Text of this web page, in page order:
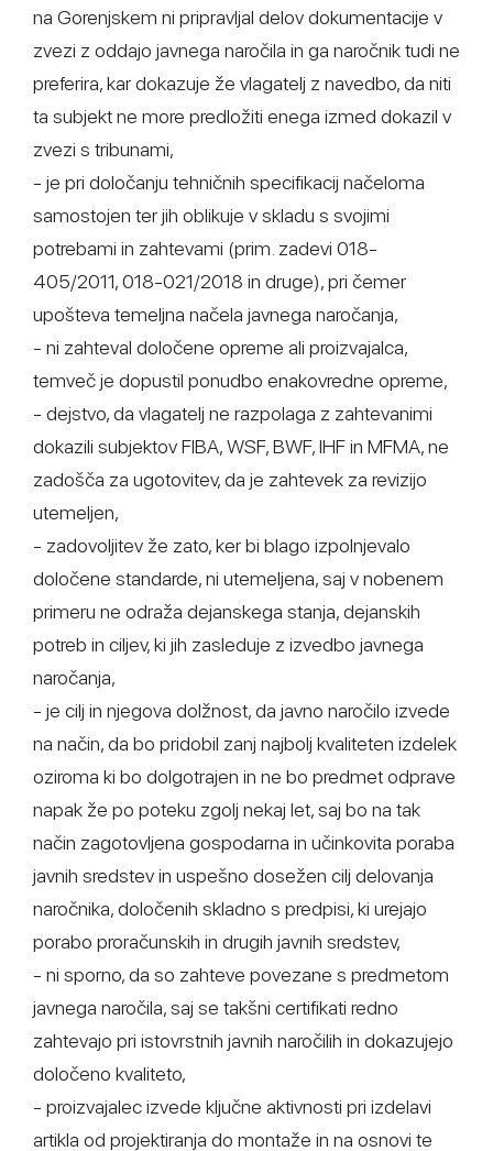
na Gorenjskem ni pripravljal delov dokumentacije v
zvezi z oddajo javnega naročila in ga naročnik tudi ne
preferira, kar dokazuje že vlagatelj z navedbo, da niti
ta subjekt ne more predložiti enega izmed dokazil v
zvezi s tribunami,
- je pri določanju tehničnih specifikacij načeloma
samostojen ter jih oblikuje v skladu s svojimi
potrebami in zahtevami (prim. zadevi 018-
405/2011, 018-021/2018 in druge), pri čemer
upošteva temeljna načela javnega naročanja,
- ni zahteval določene opreme ali proizvajalca,
temveč je dopustil ponudbo enakovredne opreme,
- dejstvo, da vlagatelj ne razpolaga z zahtevanimi
dokazili subjektov FIBA, WSF, BWF, IHF in MFMA, ne
zadošča za ugotovitev, da je zahtevek za revizijo
utemeljen,
- zadovoljitev že zato, ker bi blago izpolnjevalo
določene standarde, ni utemeljena, saj v nobenem
primeru ne odraža dejanskega stanja, dejanskih
potreb in ciljev, ki jih zasleduje z izvedbo javnega
naročanja,
- je cilj in njegova dolžnost, da javno naročilo izvede
na način, da bo pridobil zanj najbolj kvaliteten izdelek
oziroma ki bo dolgotrajen in ne bo predmet odprave
napak že po poteku zgolj nekaj let, saj bo na tak
način zagotovljena gospodarna in učinkovita poraba
javnih sredstev in uspešno dosežen cilj delovanja
naročnika, določenih skladno s predpisi, ki urejajo
porabo proračunskih in drugih javnih sredstev,
- ni sporno, da so zahteve povezane s predmetom
javnega naročila, saj se takšni certifikati redno
zahtevajo pri istovrstnih javnih naročilih in dokazujejo
določeno kvaliteto,
- proizvajalec izvede ključne aktivnosti pri izdelavi
artikla od projektiranja do montaže in na osnovi te